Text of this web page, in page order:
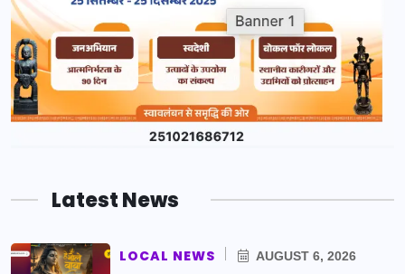
Latest News
LOCAL NEWS AUGUST 6, 2026